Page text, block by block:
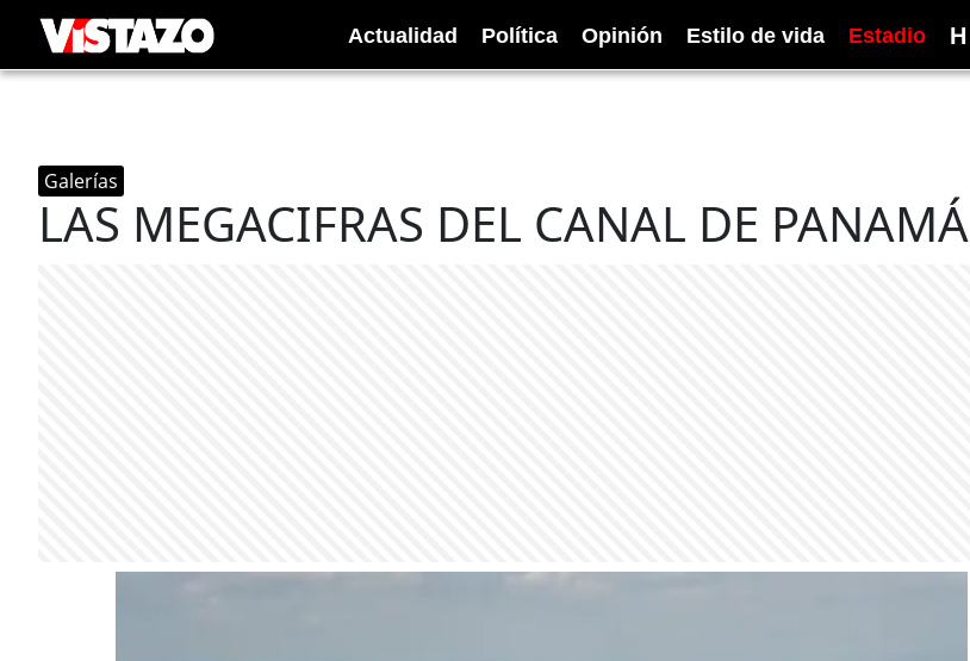
Actualidad Política Opinión Estilo de vida Estadio H
Galerías
LAS MEGACIFRAS DEL CANAL DE PANAMÁ